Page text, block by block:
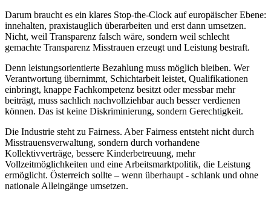
Darum braucht es ein klares Stop-the-Clock auf europäischer Ebene:
innehalten, praxistauglich überarbeiten und erst dann umsetzen.
Nicht, weil Transparenz falsch wäre, sondern weil schlecht
gemachte Transparenz Misstrauen erzeugt und Leistung bestraft.
Denn leistungsorientierte Bezahlung muss möglich bleiben. Wer
Verantwortung übernimmt, Schichtarbeit leistet, Qualifikationen
einbringt, knappe Fachkompetenz besitzt oder messbar mehr
beiträgt, muss sachlich nachvollziehbar auch besser verdienen
können. Das ist keine Diskriminierung, sondern Gerechtigkeit.
Die Industrie steht zu Fairness. Aber Fairness entsteht nicht durch
Misstrauensverwaltung, sondern durch vorhandene
Kollektivverträge, bessere Kinderbetreuung, mehr
Vollzeitmöglichkeiten und eine Arbeitsmarktpolitik, die Leistung
ermöglicht. Österreich sollte – wenn überhaupt - schlank und ohne
nationale Alleingänge umsetzen.